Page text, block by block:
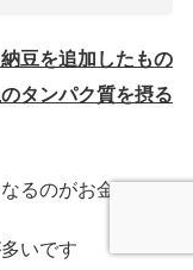
豆を追加したもの
タンパク質を摂る
るのがお金です
いです